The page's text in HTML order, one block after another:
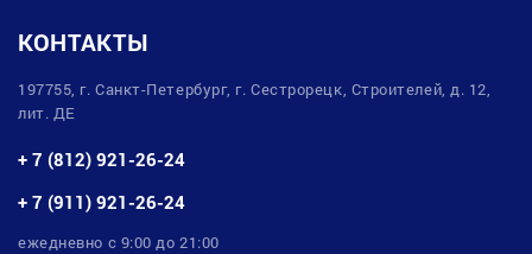
КОНТАКТЫ
197755, г. Санкт-Петербург, г. Сестрорецк, Строителей, д. 12,
лит. ДЕ
+ 7 (812) 921-26-24
+ 7 (911) 921-26-24
ежедневно с 9:00 до 21:00